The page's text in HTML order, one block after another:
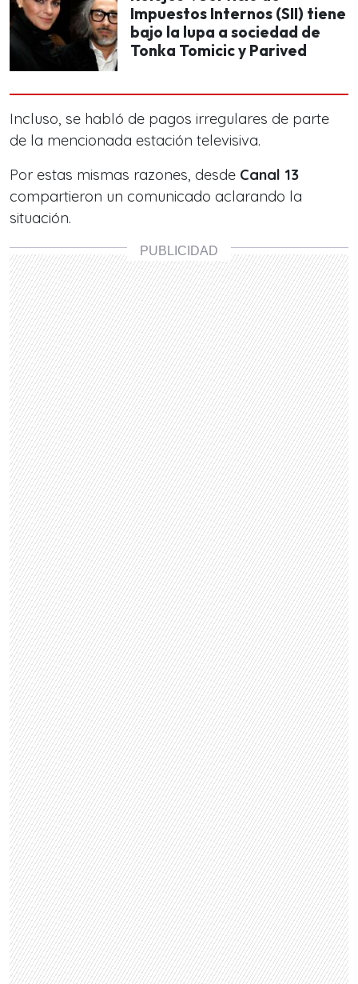
Impuestos Internos (SII) tiene
bajo la lupa a sociedad de
Tonka Tomicic y Parived
Incluso, se habló de pagos irregulares de parte
de la mencionada estación televisiva.
Por estas mismas razones, desde Canal 13
compartieron un comunicado aclarando la
situación.